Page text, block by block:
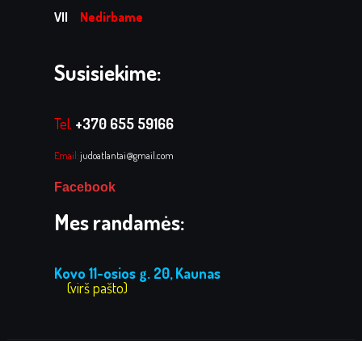
VII Nedirbame
Susisiekime:
Tel. +370 655 59166
Email:judoatlantai@gmail.com
Facebook
Mes randamės:
Kovo 11-osios g. 20, Kaunas
(virš pašto)